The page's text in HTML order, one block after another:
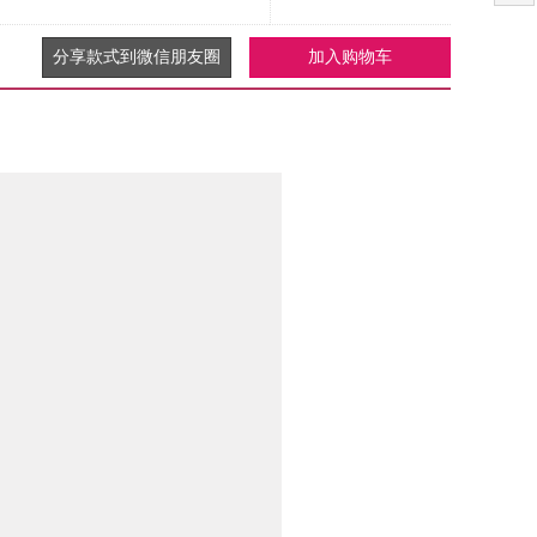
加入购物车
分享款式到微信朋友圈